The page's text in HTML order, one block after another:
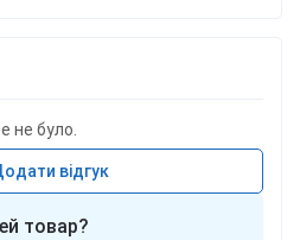
не було.
відгук
товар?